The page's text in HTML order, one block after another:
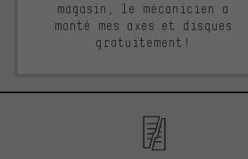
magasin, le mécanicien a
monté mes axes et disques
gratuitement!